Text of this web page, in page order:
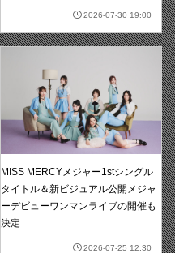
2026-07-30 19:00
MISS MERCYメジャー1stシングル
タイトル＆新ビジュアル公開メジャ
ーデビューワンマンライブの開催も
決定
2026-07-25 12:30